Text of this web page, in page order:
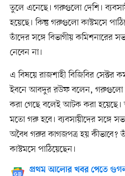
তুলে এনেছে। গরুগুলো দেশি।
হয়েছে। কিন্তু গরুগুলো কাস্টমসে
তাঁদের সঙ্গে বিভাগীয় কমিশনারের
নেবেন না।
এ বিষয়ে রাজশাহী বিজিবির সেক্টর
ইবনে আবদুর রউফ বলেন, গরুগুলো
করা গেছে বলেই আটক করা
মতো গরু হবে। ব্যবসায়ীদের সঙ্গে
অবৈধ গরুর কাগজপত্র হয় কীভাবে?
কাস্টমসে পাঠিয়েছেন।
প্রথম আলোর খবর পেতে